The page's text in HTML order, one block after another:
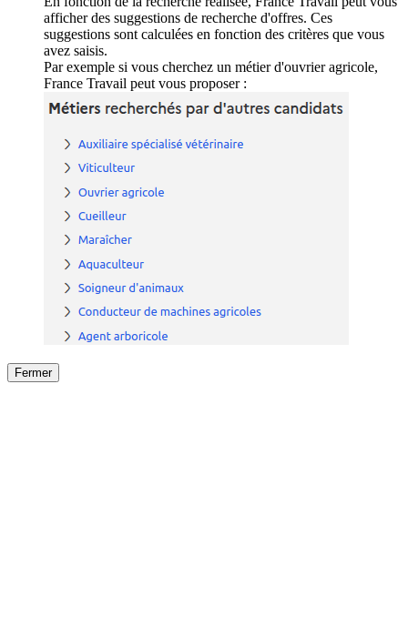
afficher des suggestions de recherche d'offres. Ces
suggestions sont calculées en fonction des critères que vous
avez saisis.
Par exemple si vous cherchez un métier d'ouvrier agricole,
France Travail peut vous proposer :
Fermer